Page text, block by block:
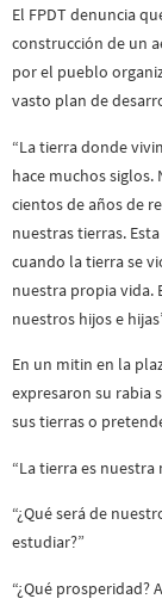
El FPDT denuncia
construcción de un
por el pueblo
vasto plan de
“La tierra donde
hace muchos siglos.
cientos de años de
nuestras tierras.
cuando la tierra se
nuestra propia vida.
nuestros hijos e
En un mitin en la
expresaron su rabia
sus tierras o
“La tierra es
“¿Qué será de
estudiar?”
“¿Qué prosperidad?